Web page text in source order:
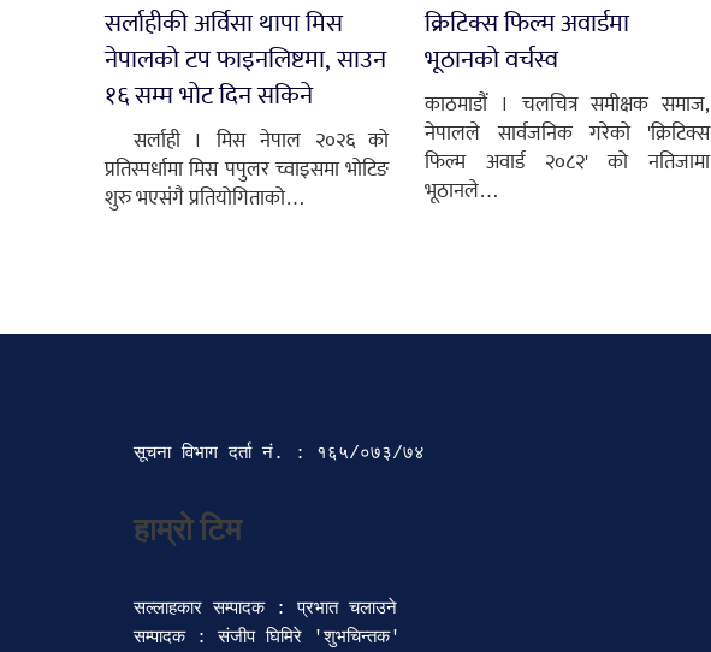
सर्लाहीकी अर्विसा थापा मिस
नेपालको टप फाइनलिष्टमा, साउन
१६ सम्म भोट दिन सकिने
सर्लाही । मिस नेपाल २०२६ को
प्रतिस्पर्धामा मिस पपुलर च्वाइसमा भोटिङ
शुरु भएसंगै प्रतियोगिताको…
क्रिटिक्स फिल्म अवार्डमा
भूठानको वर्चस्व
काठमाडौं । चलचित्र समीक्षक समाज,
नेपालले सार्वजनिक गरेको 'क्रिटिक्स
फिल्म अवार्ड २०८२' को नतिजामा
भूठानले…
सूचना विभाग दर्ता‍ नं. : १६५/०७३/७४
हाम्रो टिम
सल्लाहकार सम्पादक : प्रभात चलाउने
सम्पादक : संजीप घिमिरे 'शुभचिन्तक'